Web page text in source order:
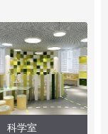
科学室